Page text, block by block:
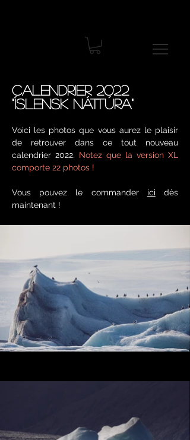
Calendrier 2022
"Íslensk náttúra"
Voici les photos que vous aurez le plaisir
de retrouver dans ce tout nouveau
calendrier 2022. Notez que la version XL
comporte 22 photos !
Vous pouvez le commander ici dès
maintenant !